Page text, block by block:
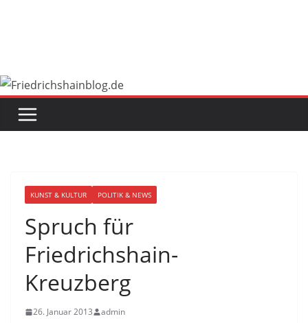
KUNST & KULTUR POLITIK & NEWS
Spruch für
Friedrichshain-
Kreuzberg
26. Januar 2013 admin